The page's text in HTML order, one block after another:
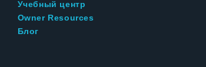
Учебный центр
Owner Resources
Блог